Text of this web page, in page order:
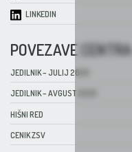
LINKEDIN
POVEZAVE CENTRA
JEDILNIK – JULIJ 2026
JEDILNIK – AVGUST 2026
HIŠNI RED
CENIK ZSV